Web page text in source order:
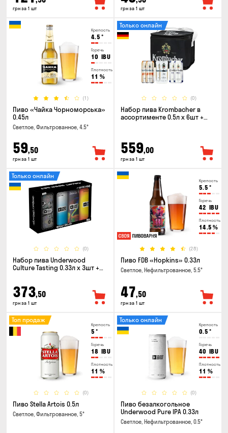
грн за 1 шт грн за 1 шт
Крепость
4.5 °
Горечь
10 IBU
Плотность
11 %
(1)
Пиво «Чайка Чорноморська»
0.45л
Светлое, Фильтрованное, 4.5°
59,50
грн за 1 шт
(0)
Только онлайн
Набор пива Krombacher в
ассортименте 0.5л х 6шт +
559,00
грн за 1 шт
(0)
Только онлайн
Набор пива Underwood
Culture Tasting 0.33л x 3шт +
373,50
грн за 1 шт
Крепость
5.5 °
Горечь
42 IBU
Плотность
14.5 %
(28)
Пиво FDB «Hopkins» 0.33л
Светлое, Нефильтрованное, 5.5°
47,50
грн за 1 шт
Крепость
5 °
Горечь
18 IBU
Плотность
11 %
(0)
Топ продаж
Пиво Stella Artois 0.5л
Светлое, Фильтрованное, 5°
Крепость
0.5 °
Горечь
40 IBU
Плотность
11 %
(0)
Только онлайн
Пиво безалкогольное
Underwood Pure IPA 0.33л
Светлое, Нефильтрованное, 0.5°